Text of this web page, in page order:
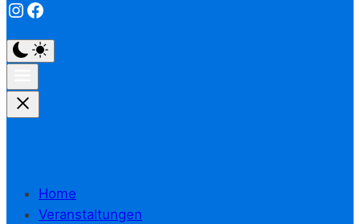
Instagram
Facebook
Home
Veranstaltungen